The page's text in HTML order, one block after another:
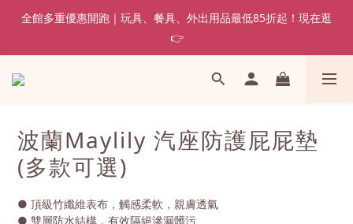
全館多重優惠開跑｜玩具、餐具、外出用品最低85折起！現在逛
👉
波蘭Maylily 汽座防護屁屁墊
(多款可選)
● 頂級竹纖維表布，觸感柔軟，親膚透氣
● 雙層防水結構，有效隔絕滲漏髒污